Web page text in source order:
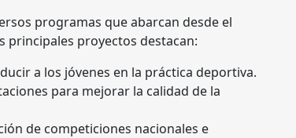
programas que abarcan desde el
principales proyectos destacan:
a los jóvenes en la práctica deportiva.
para mejorar la calidad de la
de competiciones nacionales e